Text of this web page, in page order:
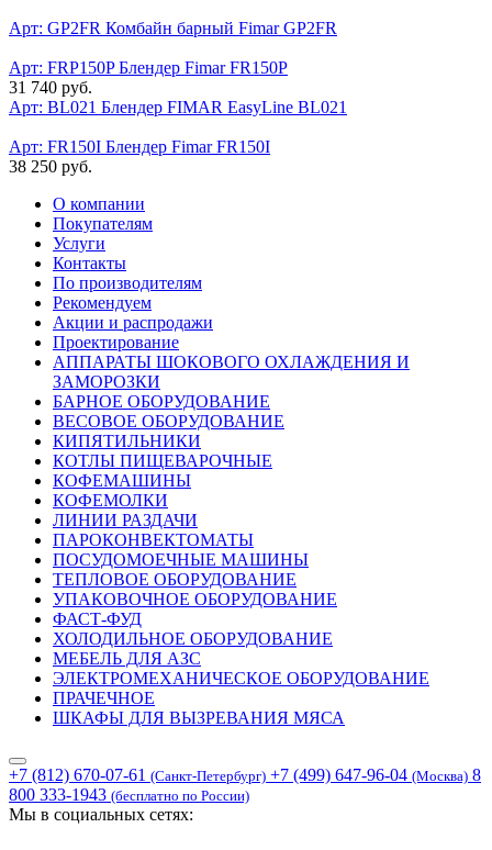
Арт: GP2FR Комбайн барный Fimar GP2FR
Арт: FRP150PБлендер Fimar FR150P
31 740 руб.
Арт: BL021 Блендер FIMAR EasyLine BL021
Арт: FR150I Блендер Fimar FR150I
38 250 руб.
О компании
Покупателям
Услуги
Контакты
По производителям
Рекомендуем
Акции и распродажи
Проектирование
АППАРАТЫ ШОКОВОГО ОХЛАЖДЕНИЯ И
ЗАМОРОЗКИ
БАРНОЕ ОБОРУДОВАНИЕ
ВЕСОВОЕ ОБОРУДОВАНИЕ
КИПЯТИЛЬНИКИ
КОТЛЫ ПИЩЕВАРОЧНЫЕ
КОФЕМАШИНЫ
КОФЕМОЛКИ
ЛИНИИ РАЗДАЧИ
ПАРОКОНВЕКТОМАТЫ
ПОСУДОМОЕЧНЫЕ МАШИНЫ
ТЕПЛОВОЕ ОБОРУДОВАНИЕ
УПАКОВОЧНОЕ ОБОРУДОВАНИЕ
ФАСТ-ФУД
ХОЛОДИЛЬНОЕ ОБОРУДОВАНИЕ
МЕБЕЛЬ ДЛЯ АЗС
ЭЛЕКТРОМЕХАНИЧЕСКОЕ ОБОРУДОВАНИЕ
ПРАЧЕЧНОЕ
ШКАФЫ ДЛЯ ВЫЗРЕВАНИЯ МЯСА
+7 (812) 670-07-61 (Санкт-Петербург) +7 (499) 647-96-04 (Москва) 8
800 333-1943 (бесплатно по России)
Мы в социальных сетях: